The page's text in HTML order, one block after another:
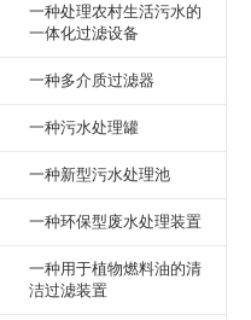
一种处理农村生活污水的
一体化过滤设备
一种多介质过滤器
一种污水处理罐
一种新型污水处理池
一种环保型废水处理装置
一种用于植物燃料油的清
洁过滤装置